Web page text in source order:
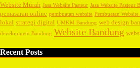
Website Murah Jasa Website Pasteur Jasa Website Pasteur
pemasaran online pembuatan website Pembuatan
lokal strategi digital UMKM Bandung web design
development Bandung Website Bandung
Recent Posts